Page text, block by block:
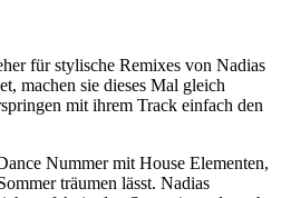
für stylische Remixes von Nadias
machen sie dieses Mal gleich
mit ihrem Track einfach den
Nummer mit House Elementen,
träumen lässt. Nadias